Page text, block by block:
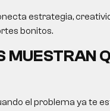
estrategia,
bonitos.
MUESTRAN
el problema ya te